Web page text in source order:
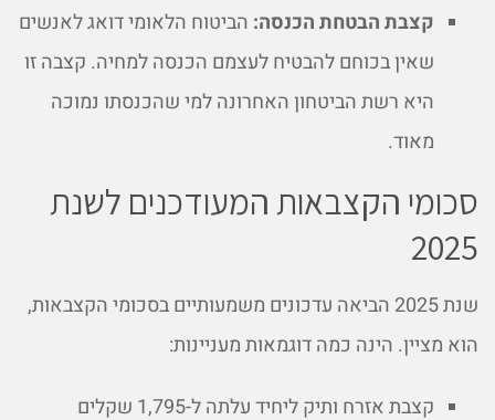
קצבת הבטחת הכנסה: הביטוח הלאומי דואג לאנשים
שאין בכוחם להבטיח לעצמם הכנסה למחיה. קצבה זו
היא רשת הביטחון האחרונה למי שהכנסתו נמוכה
מאוד.
סכומי הקצבאות המעודכנים לשנת
2025
שנת 2025 הביאה עדכונים משמעותיים בסכומי הקצבאות,
הוא מציין. הינה כמה דוגמאות מעניינות:
קצבת אזרח ותיק ליחיד עלתה ל-1,795 שקלים